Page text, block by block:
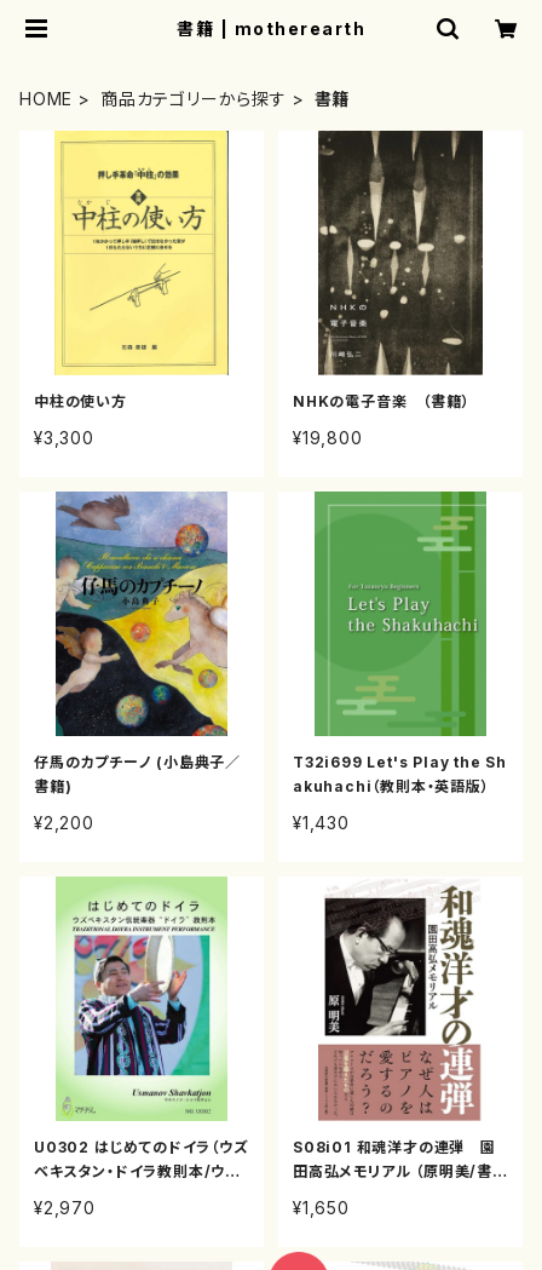
書籍 | motherearth
HOME 商品カテゴリーから探す 書籍
中柱の使い方
¥3,300
NHKの電子音楽 （書籍）
¥19,800
仔馬のカプチーノ (小島典子／
書籍)
¥2,200
T32i699 Let's Play the Sh
akuhachi（教則本・英語版）
¥1,430
U0302 はじめてのドイラ（ウズ
ベキスタン・ドイラ教則本/ウス
版）
¥2,970
S08i01 和魂洋才の連弾 園
田高弘メモリアル （原明美/書
¥1,650